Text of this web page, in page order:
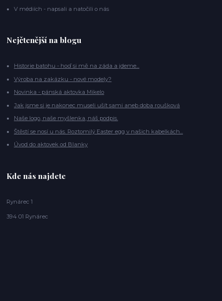
V médiích - napsali a natočili o nás
Nejčtenější na blogu
Historie batohu - hoď si mě na záda a jdeme...
Výroba na zakázku - nové modely?
Novinka - pánská aktovka Mikelo
Jak jsme si je nakonec museli ušít sami aneb doba roušková
Naše logo, naše myšlenka, náš podpis.
Štěstí se nosí u nás. Roztomilý Easter egg v našich kabelkách...
Úvod do aktovek od Blanky
Kde nás najdete
Rynárec 1
394 01 Rynárec